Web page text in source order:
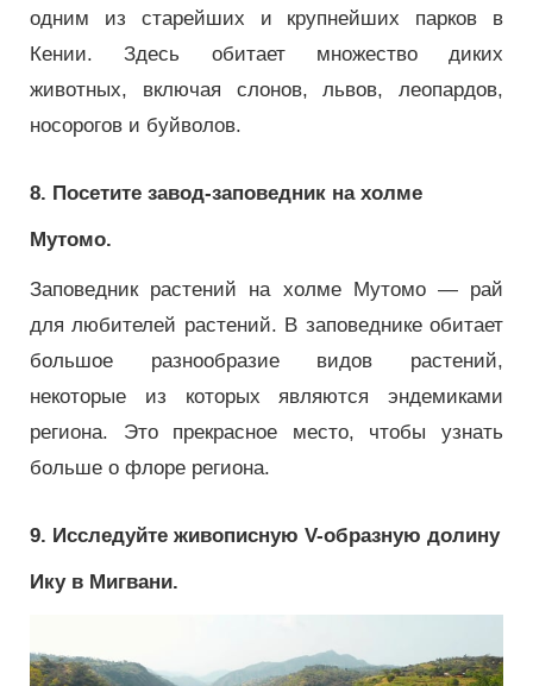
одним из старейших и крупнейших парков в
Кении. Здесь обитает множество диких
животных, включая слонов, львов, леопардов,
носорогов и буйволов.
8. Посетите завод-заповедник на холме
Мутомо.
Заповедник растений на холме Мутомо — рай
для любителей растений. В заповеднике обитает
большое разнообразие видов растений,
некоторые из которых являются эндемиками
региона. Это прекрасное место, чтобы узнать
больше о флоре региона.
9. Исследуйте живописную V-образную долину
Ику в Мигвани.